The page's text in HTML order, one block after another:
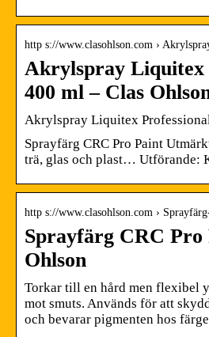
http s://www.clasohlson.com ›
Akrylspray Liquitex
400 ml – Clas
Akrylspray Liquitex
Sprayfärg CRC Pro Paint
trä, glas och plast… Utförande:
http s://www.clasohlson.com ›
Sprayfärg CRC Pro
Ohlson
Torkar till en hård men flexibel
mot smuts. Används för att
och bevarar pigmenten hos